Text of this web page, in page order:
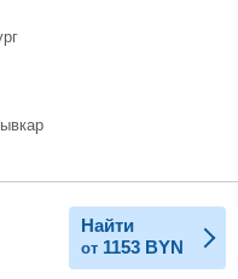
Найти
от 1153 BYN